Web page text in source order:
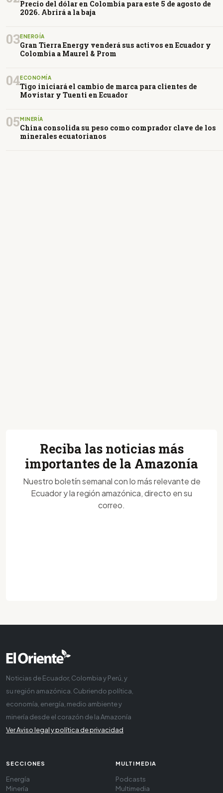
Precio del dólar en Colombia para este 5 de agosto de
2026. Abrirá a la baja
03ENERGÍA
Gran Tierra Energy venderá sus activos en Ecuador y
Colombia a Maurel & Prom
04ECONOMÍA
Tigo iniciará el cambio de marca para clientes de
Movistar y Tuenti en Ecuador
05MINERÍA
China consolida su peso como comprador clave de los
minerales ecuatorianos
Reciba las noticias más
importantes de la Amazonía
Nuestro boletín semanal con lo más relevante de
Ecuador y la región amazónica, directo en su
correo.
Noticias de Ecuador, Colombia y Perú, y
su región amazónica. Cubriendo política,
economía, energía, medio ambiente y
minería desde el corazón de la Amazonía
Ver Aviso legal y política de privacidad
SECCIONES
Energía
Minería
MULTIMEDIA
Podcasts
Multimedia